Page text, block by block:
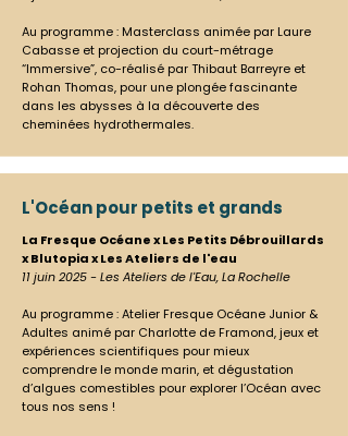
Au programme : Masterclass animée par Laure
Cabasse et projection du court-métrage
“Immersive”, co-réalisé par Thibaut Barreyre et
Rohan Thomas, pour une plongée fascinante
dans les abysses à la découverte des
cheminées hydrothermales.
L'Océan pour petits et grands
La Fresque Océane x Les Petits Débrouillards
x Blutopia x Les Ateliers de l'eau
11 juin 2025 - Les Ateliers de l'Eau, La Rochelle
Au programme : Atelier Fresque Océane Junior &
Adultes animé par Charlotte de Framond, jeux et
expériences scientifiques pour mieux
comprendre le monde marin, et dégustation
d’algues comestibles pour explorer l’Océan avec
tous nos sens !